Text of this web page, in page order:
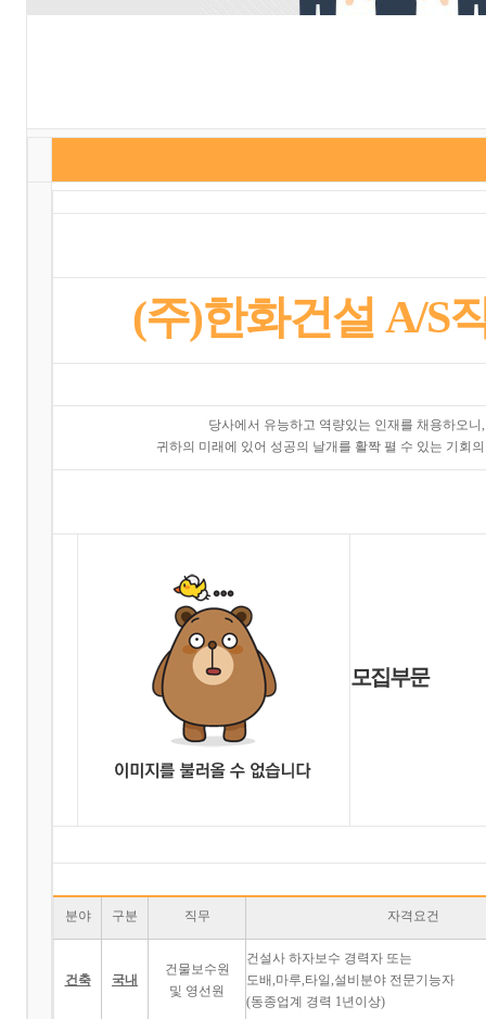
(주)한화건설 A/S
당사에서 유능하고 역량있는 인재를 채용하오
귀하의 미래에 있어 성공의 날개를 활짝 펼 수 있는 기회
모집부문
분야 구분 직무 자격요건
건축 국내
건물보수원
및 영선원
건설사 하자보수 경력자 또는
도배,마루,타일,설비분야 전문기능자
(동종업계 경력 1년이상)